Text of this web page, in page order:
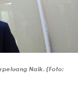
Naik. (Foto: